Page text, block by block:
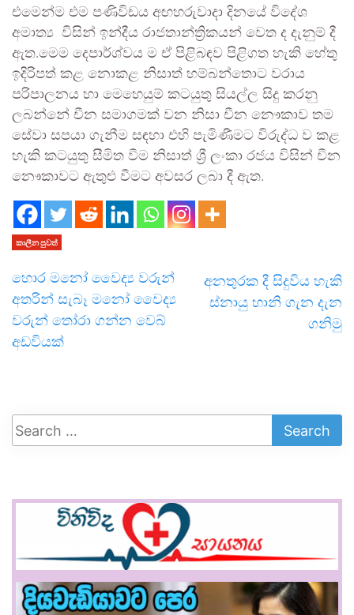
එමෙන්ම එම පණිවිඩය අඟහරුවාදා දිනයේ විදේශ
අමාත්‍ය විසින් ඉන්දීය රාජතාන්ත්‍රිකයන් වෙත ද දැනුම් දී
ඇත.මෙම දෙපාර්ශ්වය ම ඒ පිළිබඳව පිළිගත හැකි හේතු
ඉදිරිපත් කළ නොකළ නිසාත් හම්බන්තොට වරාය
පරිපාලනය හා මෙහෙයුම් කටයුතු සියල්ල සිදු කරනු
ලබන්නේ චීන සමාගමක් වන නිසා චීන නෞකාව තම
සේවා සපයා ගැනීම සඳහා එහි පැමිණීමට විරුද්ධ ව කළ
හැකි කටයුතු සීමිත වීම නිසාත් ශ්‍රී ලංකා රජය විසින් චීන
නෞකාවට ඇතුළු වීමට අවසර ලබා දී ඇත.
කාලීන පුවත්
හොර මනෝ වෛද්‍ය වරුන්
අතරින් සැබෑ මනෝ වෛද්‍ය
වරුන් තෝරා ගන්න වෙබ්
අඩවියක්
අනතුරක දී සිදුවිය හැකි
ස්නායු හානි ගැන දැන
ගනිමු